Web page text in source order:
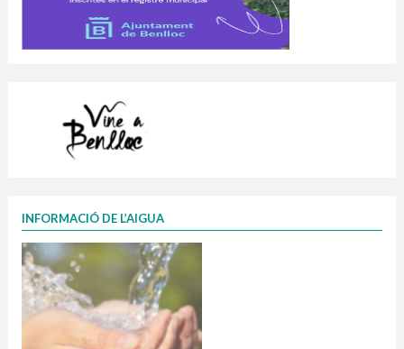
INFORMACIÓ DE L’AIGUA